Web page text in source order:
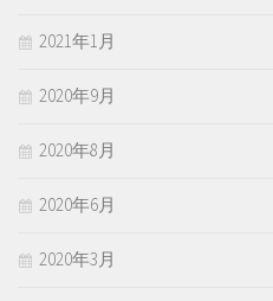
2021年1月
2020年9月
2020年8月
2020年6月
2020年3月